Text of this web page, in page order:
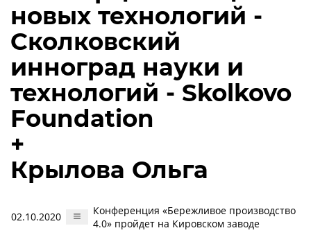
новых технологий -
Сколковский
инноград науки и
технологий - Skolkovo
Foundation
+
Крылова Ольга
02.10.2020
Конференция «Бережливое производство
4.0» пройдет на Кировском заводе